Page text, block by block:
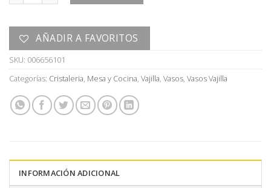
AÑADIR A FAVORITOS
SKU: 006656101
Categorías: Cristaleria, Mesa y Cocina, Vajilla, Vasos, Vasos Vajilla
INFORMACIÓN ADICIONAL